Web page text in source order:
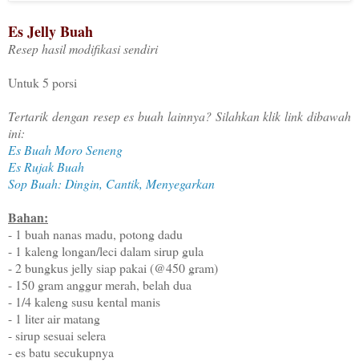
Es Jelly Buah
Resep hasil modifikasi sendiri
Untuk 5 porsi
Tertarik dengan resep es buah lainnya? Silahkan klik link dibawah
ini:
Es Buah Moro Seneng
Es Rujak Buah
Sop Buah: Dingin, Cantik, Menyegarkan
Bahan:
- 1 buah nanas madu, potong dadu
- 1 kaleng longan/leci dalam sirup gula
- 2 bungkus jelly siap pakai (@450 gram)
- 150 gram anggur merah, belah dua
- 1/4 kaleng susu kental manis
- 1 liter air matang
- sirup sesuai selera
- es batu secukupnya